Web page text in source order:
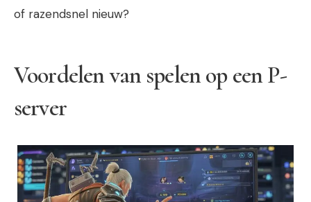
of razendsnel nieuw?
Voordelen van spelen op een P-
server